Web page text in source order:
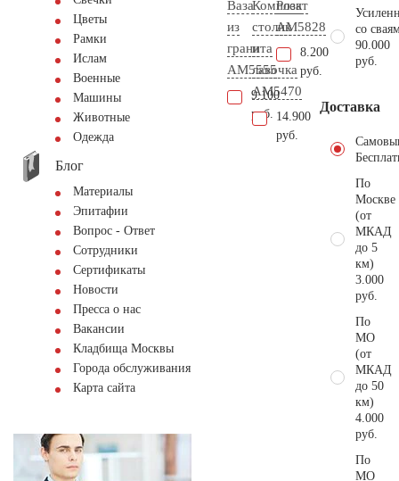
Цветы
Рамки
Ислам
Военные
Машины
Животные
Одежда
Блог
Материалы
Эпитафии
Вопрос - Ответ
Сотрудники
Сертификаты
Новости
Пресса о нас
Вакансии
Кладбища Москвы
Города обслуживания
Карта сайта
Ваза
из
гранита
AM5555
9.100
руб.
Комплект
столик
и
лавочка
АМ5470
14.900
руб.
Роза
AM5828
8.200
руб.
со
90.000
руб.
Доставка
По
Москве
(от
МКАД
до 5
км)
3.000
руб.
По
МО
(от
МКАД
до 50
км)
4.000
руб.
По
МО